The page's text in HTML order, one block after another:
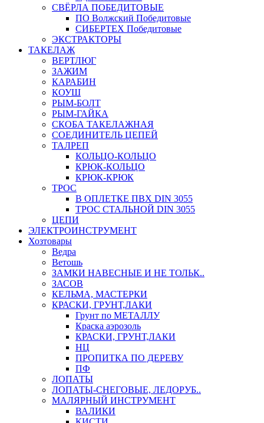
СВЁРЛА ПОБЕДИТОВЫЕ
ПО Волжский Победитовые
СИБЕРТЕХ Победитовые
ЭКСТРАКТОРЫ
ТАКЕЛАЖ
ВЕРТЛЮГ
ЗАЖИМ
КАРАБИН
КОУШ
РЫМ-БОЛТ
РЫМ-ГАЙКА
СКОБА ТАКЕЛАЖНАЯ
СОЕДИНИТЕЛЬ ЦЕПЕЙ
ТАЛРЕП
КОЛЬЦО-КОЛЬЦО
КРЮК-КОЛЬЦО
КРЮК-КРЮК
ТРОС
В ОПЛЕТКЕ ПВХ DIN 3055
ТРОС СТАЛЬНОЙ DIN 3055
ЦЕПИ
ЭЛЕКТРОИНСТРУМЕНТ
Хозтовары
Ведра
Ветошь
ЗАМКИ НАВЕСНЫЕ И НЕ ТОЛЬК..
ЗАСОВ
КЕЛЬМА, МАСТЕРКИ
КРАСКИ, ГРУНТ,ЛАКИ
Грунт по МЕТАЛЛУ
Краска аэрозоль
КРАСКИ, ГРУНТ,ЛАКИ
НЦ
ПРОПИТКА ПО ДЕРЕВУ
ПФ
ЛОПАТЫ
ЛОПАТЫ-СНЕГОВЫЕ, ЛЕДОРУБ..
МАЛЯРНЫЙ ИНСТРУМЕНТ
ВАЛИКИ